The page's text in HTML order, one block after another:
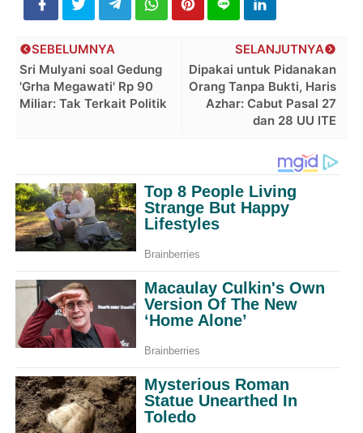
SELANJUTNYA
Dipakai untuk Pidanakan
Orang Tanpa Bukti, Haris
Azhar: Cabut Pasal 27
dan 28 UU ITE
SEBELUMNYA
Sri Mulyani soal Gedung
'Grha Megawati' Rp 90
Miliar: Tak Terkait Politik